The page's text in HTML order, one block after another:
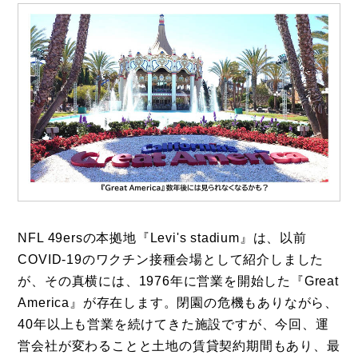
コラム
特集
事例
NFL 49ersの本拠地『Levi's stadium』は、以前
COVID-19のワクチン接種会場として紹介しました
が、その真横には、1976年に営業を開始した『Great
America』が存在します。閉園の危機もありながら、
40年以上も営業を続けてきた施設ですが、今回、運
営会社が変わることと土地の賃貸契約期間もあり、最